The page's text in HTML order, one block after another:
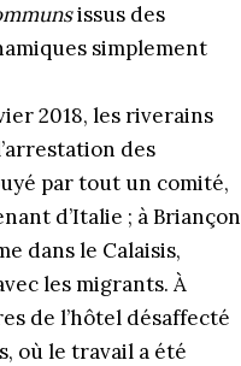
issus des
simplement
2018, les riverains
des
par tout un comité,
d’Italie ; à Briançon
dans le Calaisis,
les migrants. À
de l’hôtel désaffecté
où le travail a été